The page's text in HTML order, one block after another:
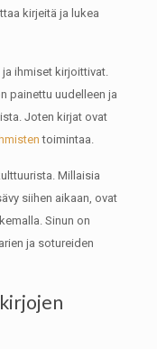
kirjeitä ja lukea
ja ihmiset kirjoittivat.
painettu uudelleen ja
Joten kirjat ovat
toimintaa.
Millaisia ​​
siihen aikaan, ovat
Sinun on
ja sotureiden